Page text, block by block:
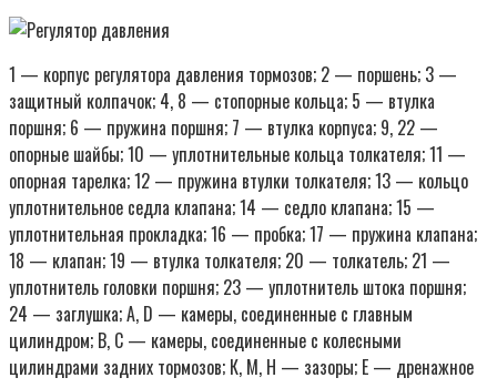
1 — корпус регулятора давления тормозов; 2 — поршень; 3 —
защитный колпачок; 4, 8 — стопорные кольца; 5 — втулка
поршня; 6 — пружина поршня; 7 — втулка корпуса; 9, 22 —
опорные шайбы; 10 — уплотнительные кольца толкателя; 11 —
опорная тарелка; 12 — пружина втулки толкателя; 13 — кольцо
уплотнительное седла клапана; 14 — седло клапана; 15 —
уплотнительная прокладка; 16 — пробка; 17 — пружина клапана;
18 — клапан; 19 — втулка толкателя; 20 — толкатель; 21 —
уплотнитель головки поршня; 23 — уплотнитель штока поршня;
24 — заглушка; A, D — камеры, соединенные с главным
цилиндром; В, С — камеры, соединенные с колесными
цилиндрами задних тормозов; К, М, Н — зазоры; Е — дренажное